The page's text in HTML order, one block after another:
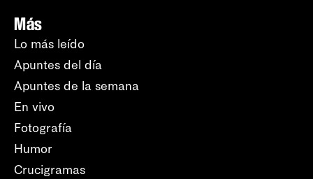
Más
Lo más leído
Apuntes del día
Apuntes de la semana
En vivo
Fotografía
Humor
Crucigramas